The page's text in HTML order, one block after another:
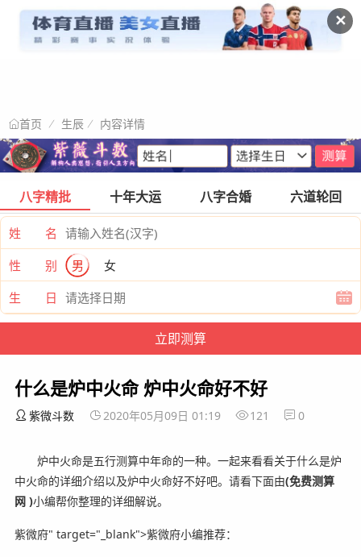
✕
首页 生辰 内容详情
八字精批 十年大运 八字合婚 六道轮回
姓 名
性 别
男
女
生 日
什么是炉中火命 炉中火命好不好
紫微斗数 2020年05月09日 01:19 121 0
炉中火命是五行测算中年命的一种。一起来看看关于什么是炉
中火命的详细介绍以及炉中火命好不好吧。 请看下面由(免费测算
网 )小编帮你整理的详细解说。
紫微府" target="_blank">紫微府小编推荐：